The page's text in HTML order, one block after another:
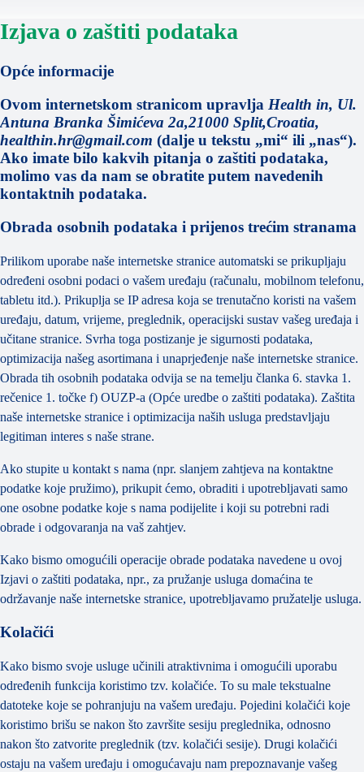
Izjava o zaštiti podataka
Opće informacije
Ovom internetskom stranicom upravlja Health in, Ul.
Antuna Branka Šimićeva 2a,21000 Split,Croatia,
healthin.hr@gmail.com (dalje u tekstu „mi“ ili „nas“).
Ako imate bilo kakvih pitanja o zaštiti podataka,
molimo vas da nam se obratite putem navedenih
kontaktnih podataka.
Obrada osobnih podataka i prijenos trećim stranama
Prilikom uporabe naše internetske stranice automatski se prikupljaju
određeni osobni podaci o vašem uređaju (računalu, mobilnom telefonu,
tabletu itd.). Prikuplja se IP adresa koja se trenutačno koristi na vašem
uređaju, datum, vrijeme, preglednik, operacijski sustav vašeg uređaja i
učitane stranice. Svrha toga postizanje je sigurnosti podataka,
optimizacija našeg asortimana i unaprjeđenje naše internetske stranice.
Obrada tih osobnih podataka odvija se na temelju članka 6. stavka 1.
rečenice 1. točke f) OUZP-a (Opće uredbe o zaštiti podataka). Zaštita
naše internetske stranice i optimizacija naših usluga predstavljaju
legitiman interes s naše strane.
Ako stupite u kontakt s nama (npr. slanjem zahtjeva na kontaktne
podatke koje pružimo), prikupit ćemo, obraditi i upotrebljavati samo
one osobne podatke koje s nama podijelite i koji su potrebni radi
obrade i odgovaranja na vaš zahtjev.
Kako bismo omogućili operacije obrade podataka navedene u ovoj
Izjavi o zaštiti podataka, npr., za pružanje usluga domaćina te
održavanje naše internetske stranice, upotrebljavamo pružatelje usluga.
Kolačići
Kako bismo svoje usluge učinili atraktivnima i omogućili uporabu
određenih funkcija koristimo tzv. kolačiće. To su male tekstualne
datoteke koje se pohranjuju na vašem uređaju. Pojedini kolačići koje
koristimo brišu se nakon što završite sesiju preglednika, odnosno
nakon što zatvorite preglednik (tzv. kolačići sesije). Drugi kolačići
ostaju na vašem uređaju i omogućavaju nam prepoznavanje vašeg